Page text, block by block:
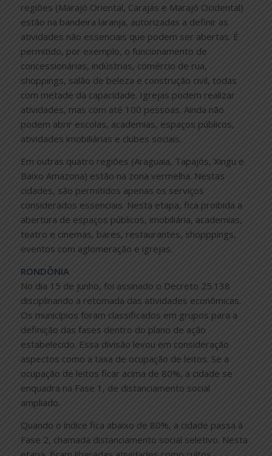
regiões (Marajó Oriental, Carajás e Marajó Ocidental)
estão na bandeira laranja, autorizadas a definir as
atividades não essenciais que podem ser abertas. É
permitido, por exemplo, o funcionamento de
concessionárias, indústrias, comércio de rua,
shoppings, salão de beleza e construção civil, todas
com metade da capacidade. Igrejas podem realizar
atividades, mas com até 100 pessoas. Ainda não
podem abrir escolas, academias, espaços públicos,
atividades imobiliárias e clubes sociais.
Em outras quatro regiões (Araguaia, Tapajós, Xingu e
Baixo Amazona) estão na zona vermelha. Nestas
cidades, são permitidos apenas os serviços
considerados essenciais. Nesta etapa, fica proibida a
abertura de espaços públicos, imobiliária, academias,
teatro e cinemas, bares, restaurantes, shopppings,
eventos com aglomeração e igrejas.
RONDÔNIA
No dia 15 de junho, foi assinado o Decreto 25.138
disciplinando a retomada das atividades econômicas.
Os municípios foram classificados em grupos para a
definição das fases dentro do plano de ação
estabelecido. Essa divisão levou em consideração
aspectos como a taxa de ocupação de leitos. Se a
ocupação de leitos ficar acima de 80%, a cidade se
enquadra na Fase 1, de distanciamento social
ampliado.
Quando o índice fica abaixo de 80%, a cidade passa à
Fase 2, chamada distanciamento social seletivo. Nesta